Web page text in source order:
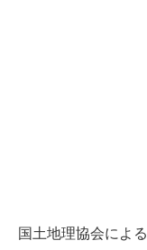
国土地理協会によ